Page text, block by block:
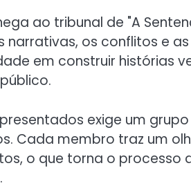
ao tribunal de "A
narrativas, os conflitos e
em construir histórias
exige um
Cada membro traz um
o que torna o processo